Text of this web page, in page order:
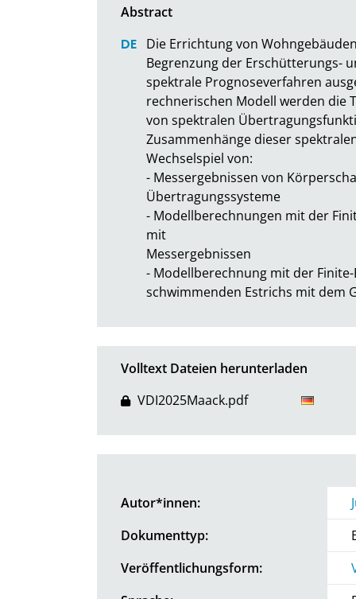
Die Errichtung von
Begrenzung der Erschütterungs-
spektrale Prognoseverfahren
rechnerischen Modell werden die
von spektralen
Zusammenhänge dieser
Wechselspiel von:
- Messergebnissen von
Übertragungssysteme
- Modellberechnungen mit der
mit
Messergebnissen
- Modellberechnung mit der
schwimmenden Estrichs mit dem
Volltext Dateien herunterladen
VDI2025Maack.pdf
Autor*innen:
Dokumenttyp:
Veröffentlichungsform: